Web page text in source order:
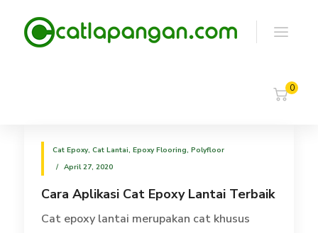
0
Cat Epoxy, Cat Lantai, Epoxy Flooring, Polyfloor
April 27, 2020
Cara Aplikasi Cat Epoxy Lantai Terbaik
Cat epoxy lantai merupakan cat khusus